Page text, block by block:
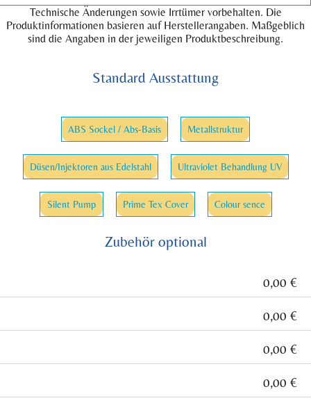
Technische Änderungen sowie Irrtümer vorbehalten. Die
Produktinformationen basieren auf Herstellerangaben. Maßgeblich
sind die Angaben in der jeweiligen Produktbeschreibung.
Standard Ausstattung
ABS Sockel / Abs-Basis Metallstruktur
Düsen/Injektoren aus Edelstahl Ultraviolet Behandlung UV
Silent Pump Prime Tex Cover Colour sence
Zubehör optional
0,00 €
0,00 €
0,00 €
0,00 €